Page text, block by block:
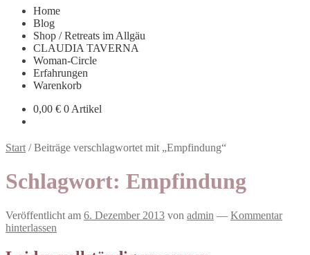
Home
Blog
Shop / Retreats im Allgäu
CLAUDIA TAVERNA
Woman-Circle
Erfahrungen
Warenkorb
0,00 € 0 Artikel
Start /Beiträge verschlagwortet mit „Empfindung“
Schlagwort: Empfindung
Veröffentlicht am 6. Dezember 2013 von admin — Kommentar
hinterlassen